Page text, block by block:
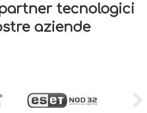
tecnologici
aziende